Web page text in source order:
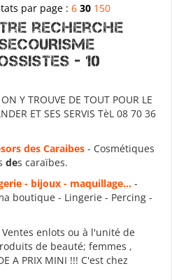
par page : 6 30 150
recherche
- 10
Y TROUVE DE TOUT POUR LE
ET SES SERVIS TèL 08 70 36
des Caraibes - Cosmétiques
des caraïbes.
- bijoux - maquillage... -
boutique - Lingerie - Percing -
Ventes enlots ou à l'unité de
de beauté; femmes ,
A PRIX MINI !!! C'est chez